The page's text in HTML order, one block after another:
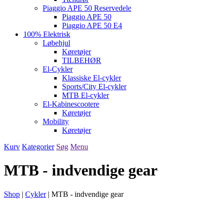
Piaggio APE 50 Reservedele
Piaggio APE 50
Piaggio APE 50 E4
100% Elektrisk
Løbehjul
Køretøjer
TILBEHØR
El-Cykler
Klassiske El-cykler
Sports/City El-cykler
MTB El-cykler
El-Kabinescootere
Køretøjer
Mobility
Køretøjer
Kurv Kategorier Søg Menu
MTB - indvendige gear
Shop | Cykler| MTB - indvendige gear